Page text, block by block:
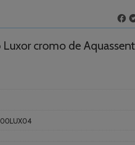
cromo de Aquassent